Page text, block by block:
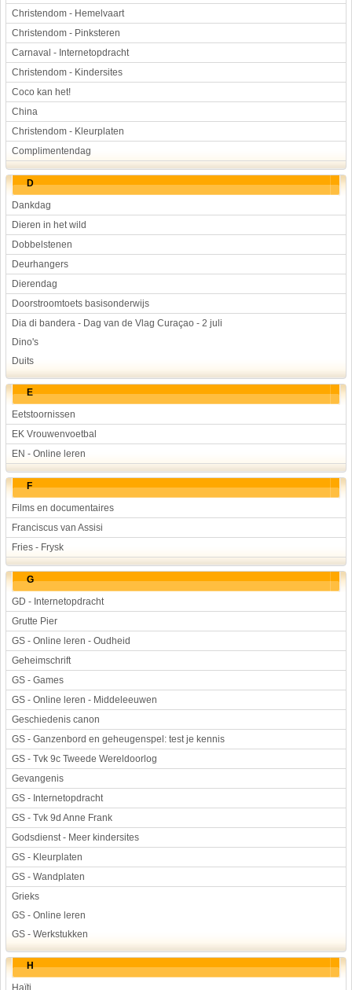
Christendom - Hemelvaart
Christendom - Pinksteren
Carnaval - Internetopdracht
Christendom - Kindersites
Coco kan het!
China
Christendom - Kleurplaten
Complimentendag
D
Dankdag
Dieren in het wild
Dobbelstenen
Deurhangers
Dierendag
Doorstroomtoets basisonderwijs
Dia di bandera - Dag van de Vlag Curaçao - 2 juli
Dino's
Duits
E
Eetstoornissen
EK Vrouwenvoetbal
EN - Online leren
F
Films en documentaires
Franciscus van Assisi
Fries - Frysk
G
GD - Internetopdracht
Grutte Pier
GS - Online leren - Oudheid
Geheimschrift
GS - Games
GS - Online leren - Middeleeuwen
Geschiedenis canon
GS - Ganzenbord en geheugenspel: test je kennis
GS - Tvk 9c Tweede Wereldoorlog
Gevangenis
GS - Internetopdracht
GS - Tvk 9d Anne Frank
Godsdienst - Meer kindersites
GS - Kleurplaten
GS - Wandplaten
Grieks
GS - Online leren
GS - Werkstukken
H
Haïti